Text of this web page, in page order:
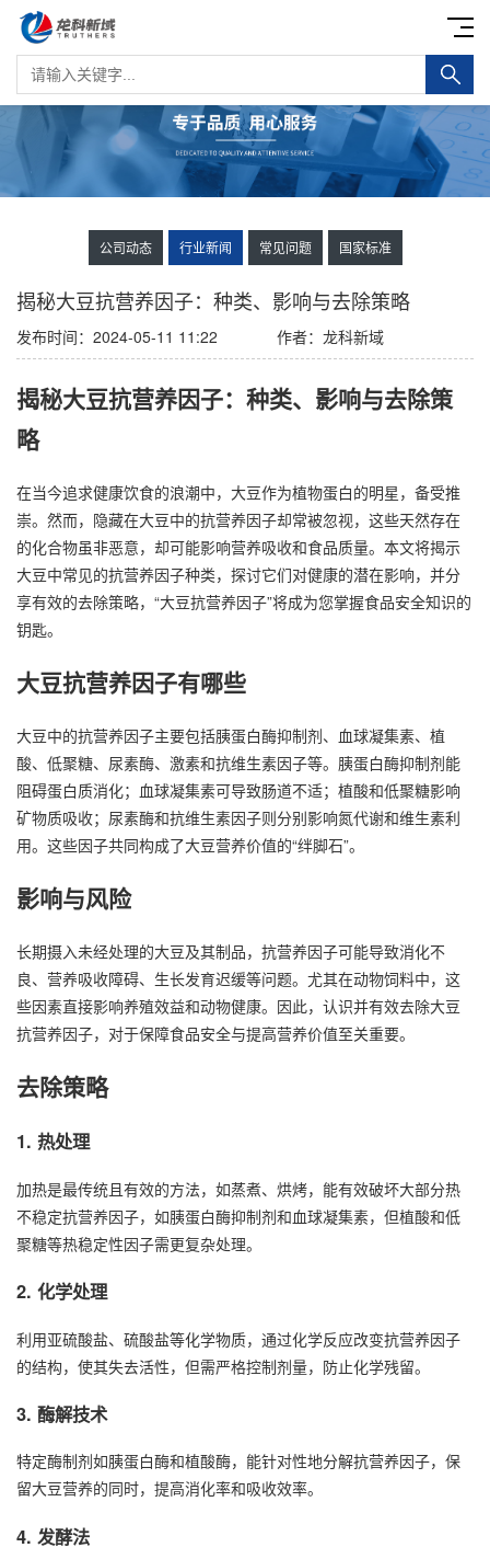
公司动态 行业新闻 常见问题 国家标准
揭秘大豆抗营养因子：种类、影响与去除策略
发布时间：2024-05-11 11:22 作者：龙科新域
揭秘大豆抗营养因子：种类、影响与去除策
略
在当今追求健康饮食的浪潮中，大豆作为植物蛋白的明星，备受推
崇。然而，隐藏在大豆中的抗营养因子却常被忽视，这些天然存在
的化合物虽非恶意，却可能影响营养吸收和食品质量。本文将揭示
大豆中常见的抗营养因子种类，探讨它们对健康的潜在影响，并分
享有效的去除策略，“大豆抗营养因子”将成为您掌握食品安全知识的
钥匙。
大豆抗营养因子有哪些
大豆中的抗营养因子主要包括胰蛋白酶抑制剂、血球凝集素、植
酸、低聚糖、尿素酶、激素和抗维生素因子等。胰蛋白酶抑制剂能
阻碍蛋白质消化；血球凝集素可导致肠道不适；植酸和低聚糖影响
矿物质吸收；尿素酶和抗维生素因子则分别影响氮代谢和维生素利
用。这些因子共同构成了大豆营养价值的“绊脚石”。
影响与风险
长期摄入未经处理的大豆及其制品，抗营养因子可能导致消化不
良、营养吸收障碍、生长发育迟缓等问题。尤其在动物饲料中，这
些因素直接影响养殖效益和动物健康。因此，认识并有效去除大豆
抗营养因子，对于保障食品安全与提高营养价值至关重要。
去除策略
1. 热处理
加热是最传统且有效的方法，如蒸煮、烘烤，能有效破坏大部分热
不稳定抗营养因子，如胰蛋白酶抑制剂和血球凝集素，但植酸和低
聚糖等热稳定性因子需更复杂处理。
2. 化学处理
利用亚硫酸盐、硫酸盐等化学物质，通过化学反应改变抗营养因子
的结构，使其失去活性，但需严格控制剂量，防止化学残留。
3. 酶解技术
特定酶制剂如胰蛋白酶和植酸酶，能针对性地分解抗营养因子，保
留大豆营养的同时，提高消化率和吸收效率。
4. 发酵法